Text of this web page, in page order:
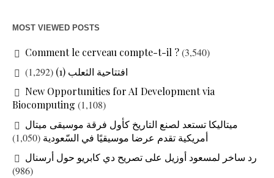
MOST VIEWED POSTS
Comment le cerveau compte-t-il ?(3,540)
افتتاحية الثعلب (1)
(1,292)
New Opportunities for AI Development via
Biocomputing (1,108)
ميتاليكا تستعد لصنع التاريخ كأول فرقة موسيقى ميتال
أمريكية تقدم عرضا موسيقيًا في السّعودية (1,050)
رد ساخر لمسعود أوزيل على تصريح دي كابريو حول أرسنال
(986)